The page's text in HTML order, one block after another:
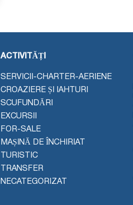
ACTIVITĂȚI
SERVICII-CHARTER-AERIENE
CROAZIERE ȘI IAHTURI
SCUFUNDĂRI
EXCURSII
FOR-SALE
MAȘINĂ DE ÎNCHIRIAT
TURISTIC
TRANSFER
NECATEGORIZAT